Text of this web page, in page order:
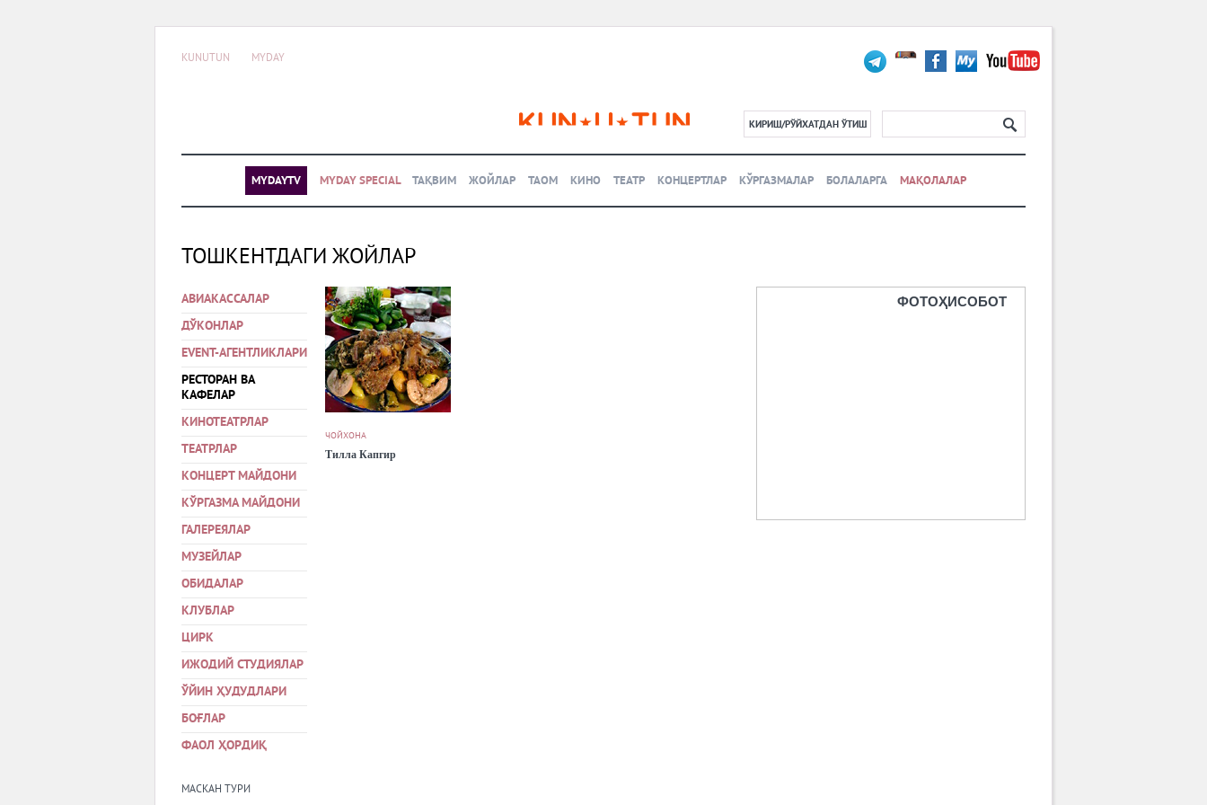
KUNUTUN MYDAY
КИРИШ/РЎЙХАТДАН ЎТИШ
MYDAYTV MYDAY SPECIAL ТАҚВИМ ЖОЙЛАР ТАОМ КИНО ТЕАТР КОНЦЕРТЛАР КЎРГАЗМАЛАР БОЛАЛАРГА МАҚОЛАЛАР
ТОШКЕНТДАГИ ЖОЙЛАР
АВИАКАССАЛАР
ДЎКОНЛАР
EVENT-АГЕНТЛИКЛАРИ
РЕСТОРАН ВА
КАФЕЛАР
КИНОТЕАТРЛАР
ТЕАТРЛАР
КОНЦЕРТ МАЙДОНИ
КЎРГАЗМА МАЙДОНИ
ГАЛЕРЕЯЛАР
МУЗЕЙЛАР
ОБИДАЛАР
КЛУБЛАР
ЦИРК
ИЖОДИЙ СТУДИЯЛАР
ЎЙИН ҲУДУДЛАРИ
БОҒЛАР
ФАОЛ ҲОРДИҚ
МАСКАН ТУРИ
ЧОЙХОНА
Тилла Капгир
ФОТОҲИСОБОТ